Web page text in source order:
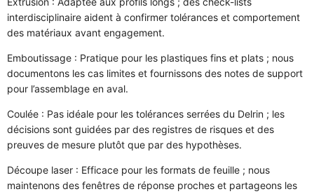
interdisciplinaire aident à confirmer tolérances et comportement
des matériaux avant engagement.
Emboutissage : Pratique pour les plastiques fins et plats ; nous
documentons les cas limites et fournissons des notes de support
pour l’assemblage en aval.
Coulée : Pas idéale pour les tolérances serrées du Delrin ; les
décisions sont guidées par des registres de risques et des
preuves de mesure plutôt que par des hypothèses.
Découpe laser : Efficace pour les formats de feuille ; nous
maintenons des fenêtres de réponse proches et partageons les